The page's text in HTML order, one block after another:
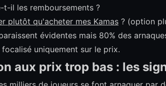
t-il les remboursements ?
plutôt qu'acheter mes Kamas ? (option
évidentes mais 80% des
uniquement sur le prix.
aux prix trop bas : les